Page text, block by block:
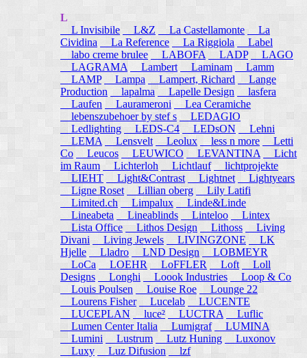
L
L Invisibile
L&Z La Castellamonte
La
Cividina
La Reference La Riggiola
Label
labo creme brulee
LABOFA LADP
LAGO
LAGRAMA
Lambert Laminam
Lamm
LAMP
Lampa Lampert, Richard
Lange
Production
lapalma Lapelle Design
lasfera
Laufen
Laurameroni
Lea Ceramiche
lebenszubehoer by stef s
LEDAGIO
Ledlighting
LEDS-C4 LEDsON
Lehni
LEMA
Lensvelt Leolux less n more
Letti
Co
Leucos LEUWICO LEVANTINA
Licht
im Raum
Lichterloh Lichtlauf lichtprojekte
LIEHT
Light&Contrast Lightnet
Lightyears
Ligne Roset
Lillian oberg
Lily Latifi
Limited.ch
Limpalux
Linde&Linde
Lineabeta
Lineablinds Linteloo
Lintex
Lista Office Lithos Design Lithoss
Living
Divani
Living Jewels LIVINGZONE
LK
Hjelle
Lladro LND Design
LOBMEYR
LoCa
LOEHR LoFFLER Loft
Loll
Designs
Longhi Loook Industries
Loop & Co
Louis Poulsen
Louise Roe
Lounge 22
Lourens Fisher
Lucelab
LUCENTE
LUCEPLAN
luce² LUCTRA
Luflic
Lumen Center Italia
Lumigraf
LUMINA
Lumini
Lustrum Lutz Huning
Luxonov
Luxy
Luz Difusion lzf